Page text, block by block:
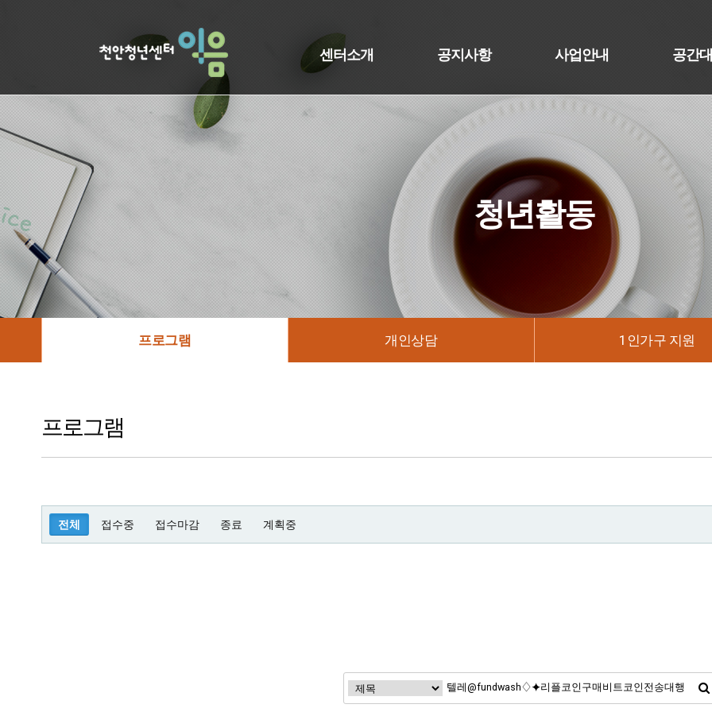
센터소개 공지사항 사업안내 공간
청년활동
프로그램 개인상담 1인가구 지원
프로그램
전체 접수중 접수마감 종료 계획중